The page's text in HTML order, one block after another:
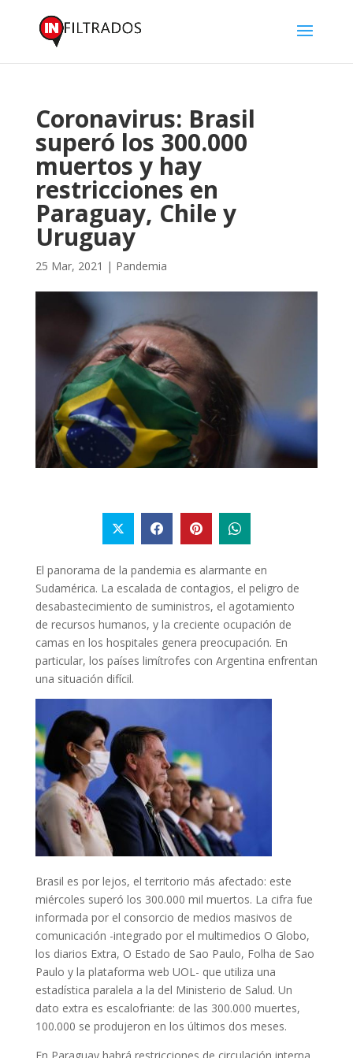
Coronavirus: Brasil
superó los 300.000
muertos y hay
restricciones en
Paraguay, Chile y
Uruguay
25 Mar, 2021 | Pandemia
El panorama de la pandemia es alarmante en
Sudamérica. La escalada de contagios, el peligro de
desabastecimiento de suministros, el agotamiento
de recursos humanos, y la creciente ocupación de
camas en los hospitales genera preocupación. En
particular, los países limítrofes con Argentina enfrentan
una situación difícil.
Brasil es por lejos, el territorio más afectado: este
miércoles superó los 300.000 mil muertos. La cifra fue
informada por el consorcio de medios masivos de
comunicación -integrado por el multimedios O Globo,
los diarios Extra, O Estado de Sao Paulo, Folha de Sao
Paulo y la plataforma web UOL- que utiliza una
estadística paralela a la del Ministerio de Salud. Un
dato extra es escalofriante: de las 300.000 muertes,
100.000 se produjeron en los últimos dos meses.
En Paraguay habrá restricciones de circulación interna